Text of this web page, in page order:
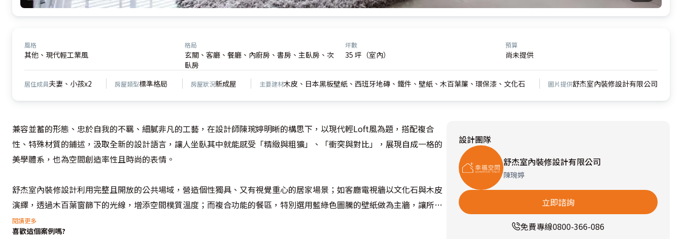
風格
其他、現代輕工業風
格局
玄關、客廳、餐廳、內廚房、書房、主臥房、次
臥房
坪數
35 坪（室內）
預算
尚未提供
居住成員夫妻、小孩x2 房屋類型標準格局 房屋狀況新成屋 主要建材木皮、日本黑板壁紙、西班牙地磚、鐵件、壁紙、木百葉簾、環保漆、文化石 圖片提供舒杰室內裝修設計有限公司
兼容並蓄的形態、忠於自我的不羈、細膩非凡的工藝，在設計師陳琬婷明晰的構思下，以現代輕Loft風為題，搭配複合
性、特殊材質的鋪述，汲取全新的設計語言，讓人坐臥其中就能感受「精緻與粗獷」、「衝突與對比」，展現自成一格的
美學體系，也為空間創造率性且時尚的表情。
舒杰室內裝修設計利用完整且開放的公共場域，營造個性獨具、又有視覺重心的居家場景；如客廳電視牆以文化石與木皮
演繹，透過木百葉窗篩下的光線，增添空間樸質溫度；而複合功能的餐區，特別選用藍綠色圖騰的壁紙做為主牆，讓所有
生活介面，都充滿著驚喜及感動。
閱讀更多
喜歡這個案例嗎?
設計團隊
舒杰室內裝修設計有限公司
陳琬婷
立即諮詢
免費專線0800-366-086